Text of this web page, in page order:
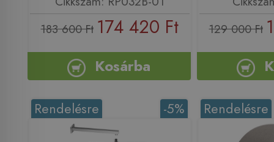
183 600 Ft 174 420 Ft
Kosárba
129 000 Ft
-5%
Rendelésre Rendelésre